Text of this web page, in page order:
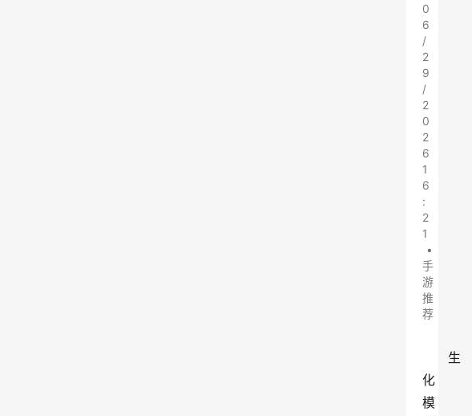
0
6
/
2
9
/
2
0
2
6
1
6
:
2
1
•
手
游
推
荐
生
化
模